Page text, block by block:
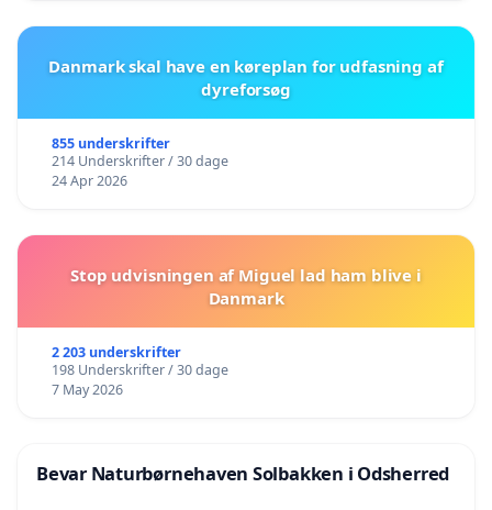
Danmark skal have en køreplan for udfasning af
dyreforsøg
855 underskrifter
214 Underskrifter / 30 dage
24 Apr 2026
Stop udvisningen af Miguel lad ham blive i
Danmark
2 203 underskrifter
198 Underskrifter / 30 dage
7 May 2026
Bevar Naturbørnehaven Solbakken i Odsherred